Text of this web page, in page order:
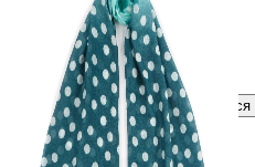
Узнать оптовую цену сейчас
Войти Зарегистрироваться
Оптом